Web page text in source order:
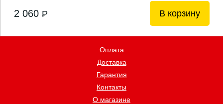
2 060 P В корзину
Оплата
Доставка
Гарантия
Контакты
О магазине